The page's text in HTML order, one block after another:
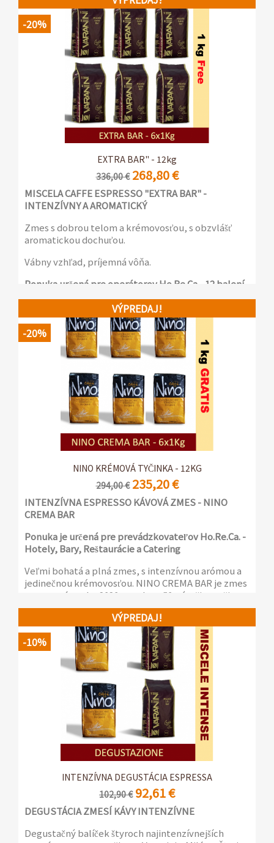
EXTRA BAR" - 12kg
336,00 € 268,80 €
MISCELA CAFFE ESPRESSO "EXTRA BAR" -
INTENZÍVNY A AROMATICKÝ
Zmes s dobrou telom a krémovosťou, s obzvlášť
aromatickou dochuťou.
Vábny vzhľad, príjemná vôňa.
Ponuka určená pre operátorov Ho.Re.Ca. -12 balení
-20%
NINO KRÉMOVÁ TYČINKA - 12KG
294,00 € 235,20 €
INTENZÍVNA ESPRESSO KÁVOVÁ ZMES - NINO
CREMA BAR
Ponuka je určená pre prevádzkovateľov Ho.Re.Ca. -
Hotely, Bary, Reštaurácie a Catering
Veľmi bohatá a plná zmes, s intenzívnou arómou a
jedinečnou krémovosťou. NINO CREMA BAR je zmes
vytvorená v roku 2020 na oslavu 50. výročia pražiarne
Varanini a zahŕňa všetku našu skúsenosť a vášeň pre
12 balení po 1kg s aróma-ochranným ventilom
VÝPREDAJ!
-20%
INTENZÍVNA DEGUSTÁCIA ESPRESSA
102,90 € 92,61 €
DEGUSTÁCIA ZMESÍ KÁVY INTENZÍVNE
Degustačný balíček štyroch najintenzívnejších
VÝPREDAJ!
-10%